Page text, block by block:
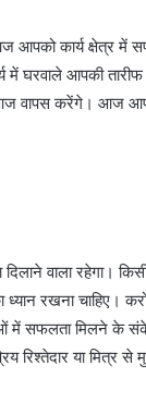
कार्य क्षेत्र में
घरवाले आपकी
वापस करेंगे। आज
वाला रहेगा।
रखना चाहिए।
में सफलता मिलने के
या मित्र से